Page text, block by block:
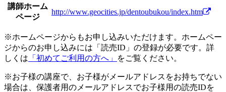
講師ホーム
ページ
http://www.geocities.jp/dentoubukou/index.htm
※ホームページからもお申し込みいただけます。ホームペー
ジからのお申し込みには「読売ID」の登録が必要です。詳
しくは 「初めてご利用の方へ」 をご覧ください。
※お子様の講座で、お子様がメールアドレスをお持ちでない
場合は、保護者用のメールアドレスでお子様用の読売IDを